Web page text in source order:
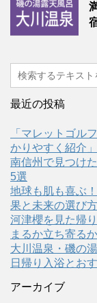
最近の投稿
「マレットゴル
かりやすく紹介」
南信州で見つけ
5選
地球も肌も喜ぶ
果と未来の選び方
河津櫻を見た帰
まるか立ち寄るか
大川温泉・磯の
日帰り入浴とお
アーカイブ